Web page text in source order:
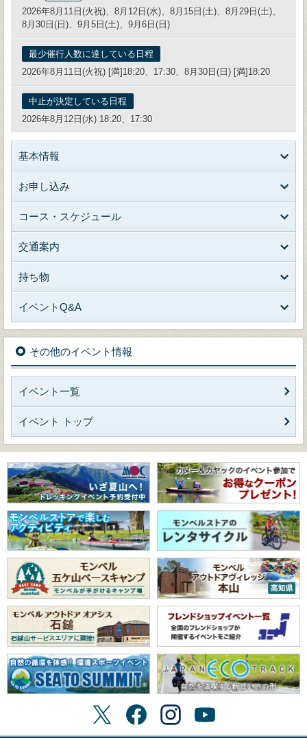
2026年8月11日(火祝)、8月12日(水)、8月15日(土)、8月29日(土)、
8月30日(日)、9月5日(土)、9月6日(日)
最少催行人数に達している日程
2026年8月11日(火祝) [満]18:20、17:30、8月30日(日) [満]18:20
中止が決定している日程
2026年8月12日(水) 18:20、17:30
基本情報
お申し込み
コース・スケジュール
交通案内
持ち物
イベントQ&A
その他のイベント情報
イベント一覧
イベント トップ